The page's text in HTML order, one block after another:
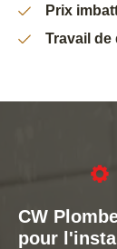
Prix
Travail de
CW
pour